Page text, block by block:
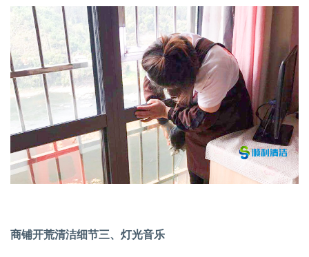
商铺开荒清洁细节三、灯光音乐